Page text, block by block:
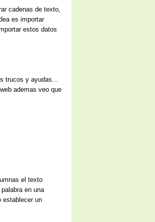
cadenas de texto,
es importar
estos datos
trucos y ayudas...
ademas veo que
el texto
en una
establecer un